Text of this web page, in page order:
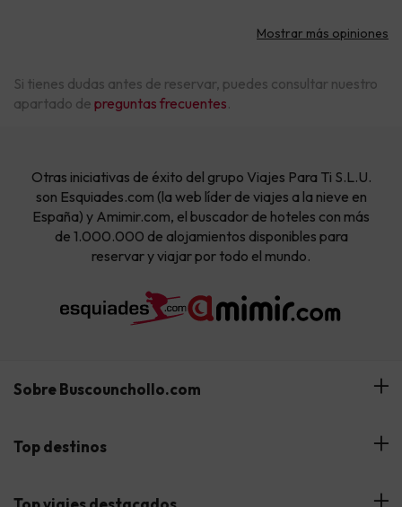
Mostrar más opiniones
Si tienes dudas antes de reservar, puedes consultar nuestro
apartado de preguntas frecuentes.
Otras iniciativas de éxito del grupo Viajes Para Ti S.L.U.
son Esquiades.com (la web líder de viajes a la nieve en
España) y Amimir.com, el buscador de hoteles con más
de 1.000.000 de alojamientos disponibles para
reservar y viajar por todo el mundo.
Sobre Buscounchollo.com
¿Quiénes somos?
Top destinos
Hoteles Andalucía